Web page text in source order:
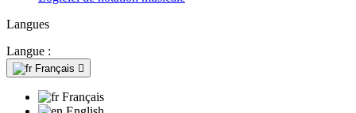
Langues
Langue :
Français 
Français